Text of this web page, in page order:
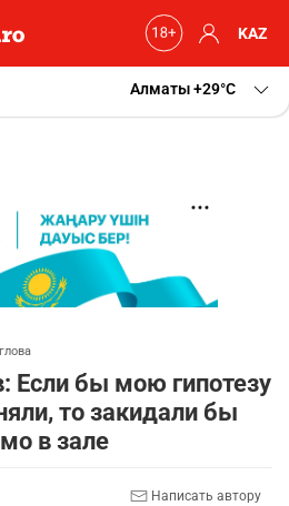
KAZ
Алматы+29 C
Если бы мою гипотезу
то закидали бы
в зале
Написать автору